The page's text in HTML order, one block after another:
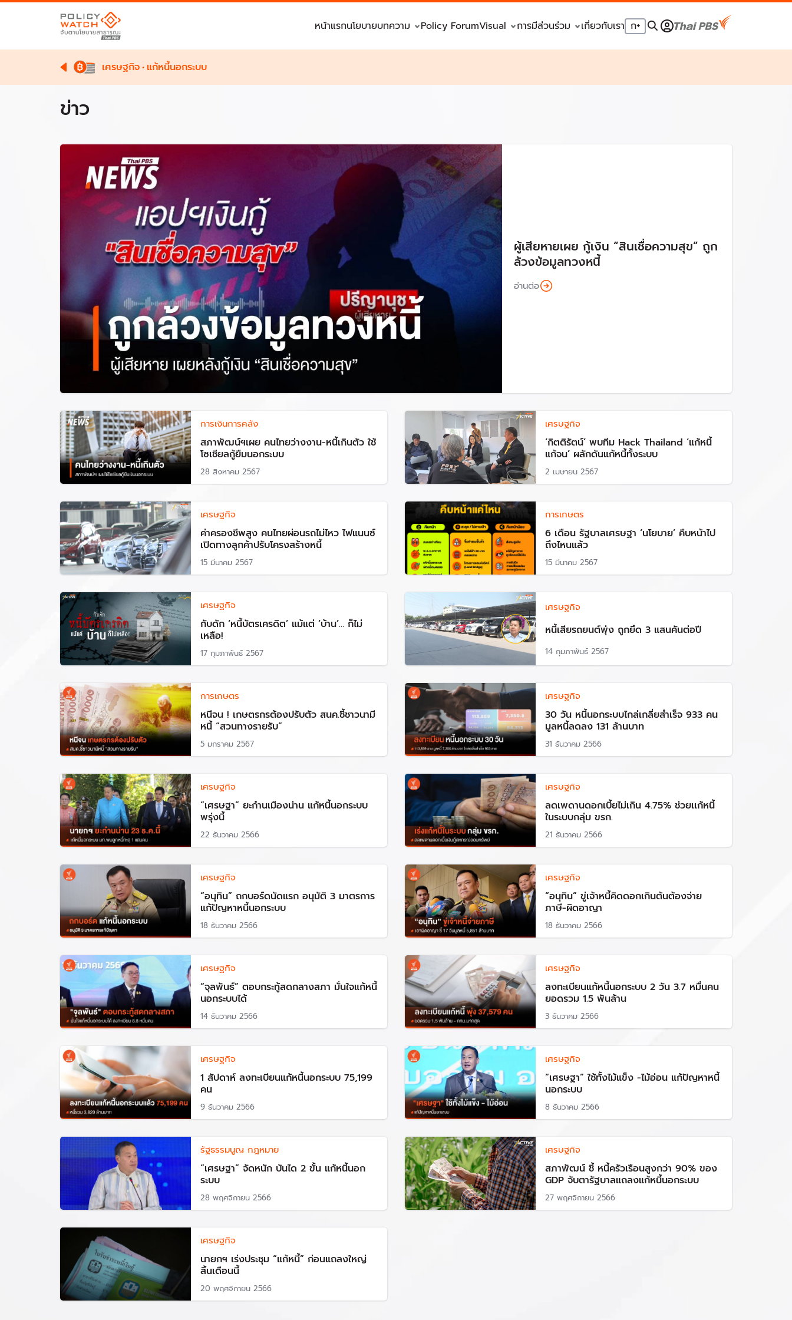
หน้าแรกนโยบายบทความ Policy ForumVisual การมีส่วนร่วม เกี่ยวกับเรา ก+
เศรษฐกิจ• แก้หนี้นอกระบบ
ข่าว
ผู้เสียหายเผย กู้เงิน “สินเชื่อความสุข” ถูก
ล้วงข้อมูลทวงหนี้
อ่านต่อ
การเงินการคลัง
สภาพัฒน์ฯเผย คนไทยว่างงาน-หนี้เกินตัว ใช้
โซเชียลกู้ยืมนอกระบบ
28 สิงหาคม 2567
เศรษฐกิจ
‘กิตติรัตน์’ พบทีม Hack Thailand ‘แก้หนี้
แก้จน’ ผลักดันแก้หนี้ทั้งระบบ
2 เมษายน 2567
เศรษฐกิจ
ค่าครองชีพสูง คนไทยผ่อนรถไม่ไหว ไฟแนนซ์
เปิดทางลูกค้าปรับโครงสร้างหนี้
15 มีนาคม 2567
การเกษตร
6 เดือน รัฐบาลเศรษฐา ‘นโยบาย’ คืบหน้าไป
ถึงไหนแล้ว
15 มีนาคม 2567
เศรษฐกิจ
กับดัก ‘หนี้บัตรเครดิต’ แม้แต่ ‘บ้าน’… ก็ไม่
เหลือ!
17 กุมภาพันธ์ 2567
เศรษฐกิจ
หนี้เสียรถยนต์พุ่ง ถูกยึด 3 แสนคันต่อปี
14 กุมภาพันธ์ 2567
การเกษตร
หนีจน ! เกษตรกรต้องปรับตัว สนค.ชี้ชาวนามี
หนี้ “สวนทางรายรับ”
5 มกราคม 2567
เศรษฐกิจ
30 วัน หนี้นอกระบบไกล่เกลี่ยสำเร็จ 933 คน
มูลหนี้ลดลง 131 ล้านบาท
31 ธันวาคม 2566
เศรษฐกิจ
“เศรษฐา” ยะก๋านเมืองน่าน แก้หนี้นอกระบบ
พรุ่งนี้
22 ธันวาคม 2566
เศรษฐกิจ
ลดเพดานดอกเบี้ยไม่เกิน 4.75% ช่วยเเก้หนี้
ในระบบกลุ่ม ขรก.
21 ธันวาคม 2566
เศรษฐกิจ
“อนุทิน” ถกบอร์ดนัดแรก อนุมัติ 3 มาตรการ
แก้ปัญหาหนี้นอกระบบ
18 ธันวาคม 2566
เศรษฐกิจ
“อนุทิน” ขู่เจ้าหนี้คิดดอกเกินต้นต้องจ่าย
ภาษี-ผิดอาญา
18 ธันวาคม 2566
เศรษฐกิจ
“จุลพันธ์” ตอบกระทู้สดกลางสภา มั่นใจแก้หนี้
นอกระบบได้
14 ธันวาคม 2566
เศรษฐกิจ
ลงทะเบียนแก้หนี้นอกระบบ 2 วัน 3.7 หมื่นคน
ยอดรวม 1.5 พันล้าน
3 ธันวาคม 2566
เศรษฐกิจ
1 สัปดาห์ ลงทะเบียนแก้หนี้นอกระบบ 75,199
คน
9 ธันวาคม 2566
เศรษฐกิจ
“เศรษฐา” ใช้ทั้งไม้แข็ง -ไม้อ่อน แก้ปัญหาหนี้
นอกระบบ
8 ธันวาคม 2566
รัฐธรรมนูญ กฎหมาย
“เศรษฐา” จัดหนัก บันได 2 ขั้น แก้หนี้นอก
ระบบ
28 พฤศจิกายน 2566
เศรษฐกิจ
สภาพัฒน์ ชี้ หนี้ครัวเรือนสูงกว่า 90% ของ
GDP จับตารัฐบาลแถลงแก้หนี้นอกระบบ
27 พฤศจิกายน 2566
เศรษฐกิจ
นายกฯ เร่งประชุม “แก้หนี้” ก่อนแถลงใหญ่
สิ้นเดือนนี้
20 พฤศจิกายน 2566